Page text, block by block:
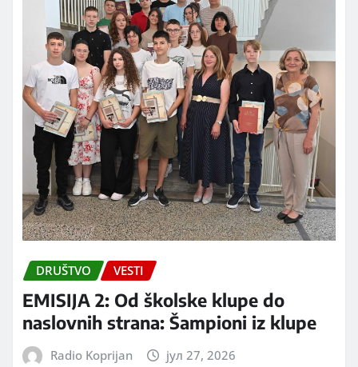
DRUŠTVO VESTI
EMISIJA 2: Od školske klupe do
naslovnih strana: Šampioni iz klupe
Radio Koprijan јул 27, 2026